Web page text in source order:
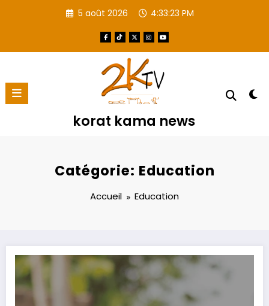
5 août 2026 4:33:24 PM
korat kama news
Catégorie: Education
Accueil Education